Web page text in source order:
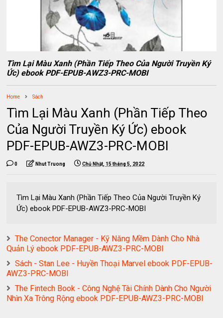
Tìm Lại Màu Xanh (Phần Tiếp Theo Của Người Truyền Ký
Ức) ebook PDF-EPUB-AWZ3-PRC-MOBI
Home Sách
Tìm Lại Màu Xanh (Phần Tiếp Theo
Của Người Truyền Ký Ức) ebook
PDF-EPUB-AWZ3-PRC-MOBI
0 Nhut Truong Chủ Nhật, 15 tháng 5, 2022
Tìm Lại Màu Xanh (Phần Tiếp Theo Của Người Truyền Ký
Ức) ebook PDF-EPUB-AWZ3-PRC-MOBI
The Conector Manager - Kỹ Năng Mềm Dành Cho Nhà
Quản Lý ebook PDF-EPUB-AWZ3-PRC-MOBI
Sách - Stan Lee - Huyền Thoại Marvel ebook PDF-EPUB-
AWZ3-PRC-MOBI
The Fintech Book - Công Nghệ Tài Chính Dành Cho Người
Nhìn Xa Trông Rộng ebook PDF-EPUB-AWZ3-PRC-MOBI